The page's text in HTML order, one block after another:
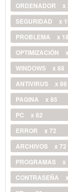
ORDENADOR
x
SEGURIDAD
x
PROBLEMA
x
OPTIMIZACIÓN
WINDOWS
x 88
ANTIVIRUS
x 86
PAGINA
x 85
PC
x 82
ERROR
x 72
ARCHIVOS
x 72
PROGRAMAS
x
CONTRASEÑA